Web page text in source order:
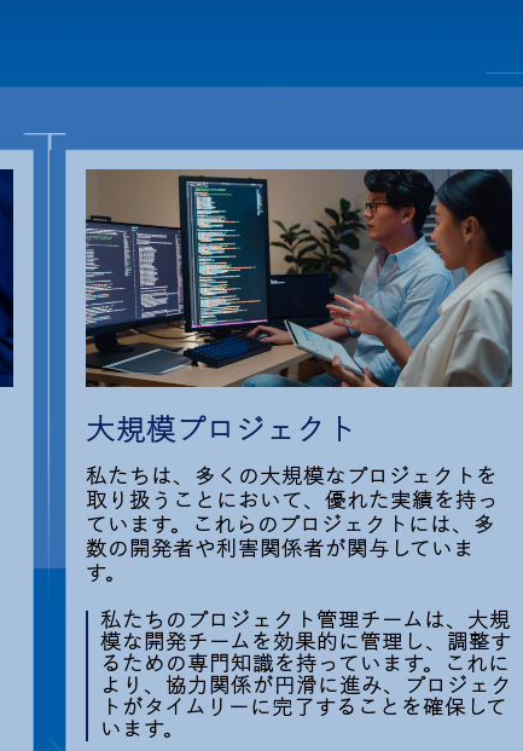
大規模プロジェクト
私たちは、多くの大規模なプロジェクトを
取り扱うことにおいて、優れた実績を持っ
ています。これらのプロジェクトには、多
数の開発者や利害関係者が関与していま
す。
私たちのプロジェクト管理チームは、大規
模な開発チームを効果的に管理し、調整す
るための専門知識を持っています。これに
より、協力関係が円滑に進み、プロジェク
トがタイムリーに完了することを確保して
います。